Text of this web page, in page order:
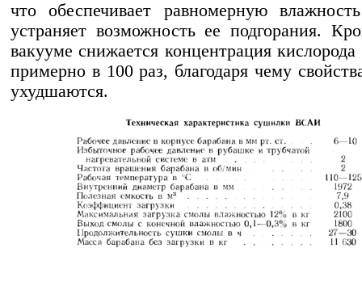
что обеспечивает равномерную
устраняет возможность ее подгорания.
вакууме снижается концентрация кислорода
примерно в 100 раз, благодаря чему
ухудшаются.